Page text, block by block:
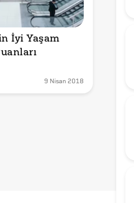
İyi Yaşam
9 Nisan 2018